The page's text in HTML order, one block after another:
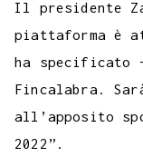
Il presidente
piattaforma è
ha specificato
Fincalabra.
all’apposito
2022”.